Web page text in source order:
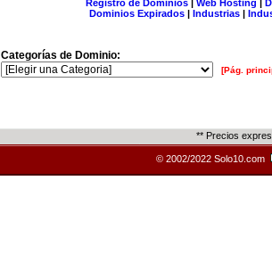
Registro de Dominios| Web Hosting |
Dominios Expirados | Industrias |
Categorías de Dominio:
[Pág.
** Precios
© 2002/2022 Solo10.com